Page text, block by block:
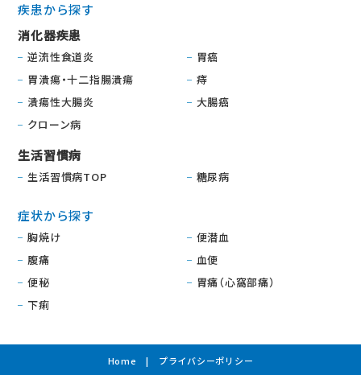
疾患から探す
消化器疾患
逆流性食道炎
胃潰瘍・十二指腸潰瘍
潰瘍性大腸炎
クローン病
胃癌
痔
大腸癌
生活習慣病
生活習慣病TOP 糖尿病
症状から探す
胸焼け
腹痛
便秘
下痢
便潜血
血便
胃痛（心窩部痛）
Home プライバシーポリシー